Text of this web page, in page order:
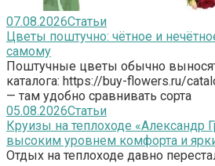
07.08.2026Статьи
Цветы поштучно: чётное и
самому
Поштучные цветы обычно
каталога: https://buy-flowers.ru/
— там удобно сравнивать сорта
05.08.2026Статьи
Круизы на теплоходе «Александр
высоким уровнем комфорта и
Отдых на теплоходе давно